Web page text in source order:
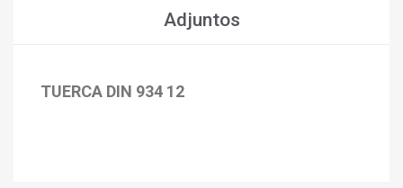
Adjuntos
TUERCA DIN 934 12